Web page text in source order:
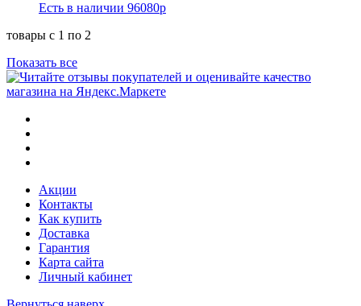
Есть в наличии 96080р
товары с 1 по 2
Показать все
Акции
Контакты
Как купить
Доставка
Гарантия
Карта сайта
Личный кабинет